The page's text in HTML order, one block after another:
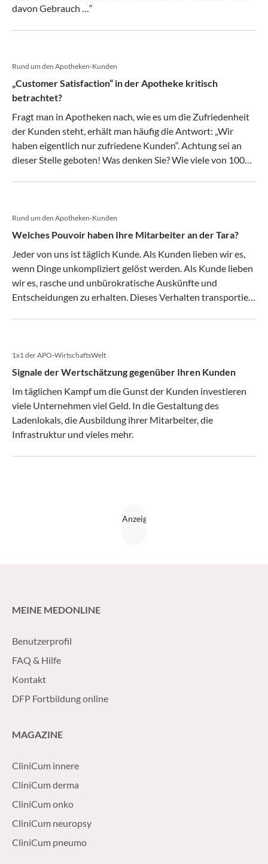
davon Gebrauch …“
Rund um den Apotheken-Kunden
„Customer Satisfaction“ in der Apotheke kritisch
betrachtet?
Fragt man in Apotheken nach, wie es um die Zufriedenheit
der Kunden steht, erhält man häufig die Antwort: „Wir
haben eigentlich nur zufriedene Kunden“. Achtung sei an
dieser Stelle geboten! Was denken Sie? Wie viele von 100
Rund um den Apotheken-Kunden
Welches Pouvoir haben Ihre Mitarbeiter an der Tara?
Jeder von uns ist täglich Kunde. Als Kunden lieben wir es,
wenn Dinge unkompliziert gelöst werden. Als Kunde lieben
wir es, rasche und unbürokratische Auskünfte und
Entscheidungen zu erhalten. Dieses Verhalten transportiert
mit Mehrumsatz. Dies gilt im selben Maße auch für die
Kunden Ihrer Apotheke.
1x1 der APO-WirtschaftsWelt
Signale der Wertschätzung gegenüber Ihren Kunden
Im täglichen Kampf um die Gunst der Kunden investieren
viele Unternehmen viel Geld. In die Gestaltung des
Ladenlokals, die Ausbildung ihrer Mitarbeiter, die
Infrastruktur und vieles mehr.
MEINE MEDONLINE
Benutzerprofil
FAQ & Hilfe
Kontakt
DFP Fortbildung online
MAGAZINE
CliniCum innere
CliniCum derma
CliniCum onko
CliniCum neuropsy
CliniCum pneumo